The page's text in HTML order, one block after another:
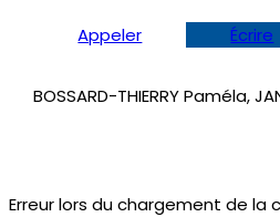
Erreur lors du chargement de la
Appeler Écrire
BOSSARD-THIERRY Paméla,